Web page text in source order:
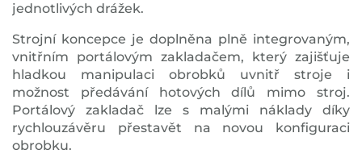
jednotlivých drážek.
Strojní koncepce je doplněna plně integrovaným,
vnitřním portálovým zakladačem, který zajišťuje
hladkou manipulaci obrobků uvnitř stroje i
možnost předávání hotových dílů mimo stroj.
Portálový zakladač lze s malými náklady díky
rychlouzávěru přestavět na novou konfiguraci
obrobku.